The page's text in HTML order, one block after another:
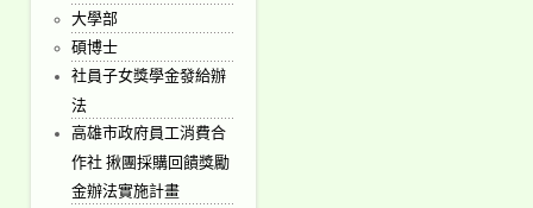
大學部
碩博士
社員子女獎學金發給辦
法
高雄市政府員工消費合
作社 揪團採購回饋獎勵
金辦法實施計畫